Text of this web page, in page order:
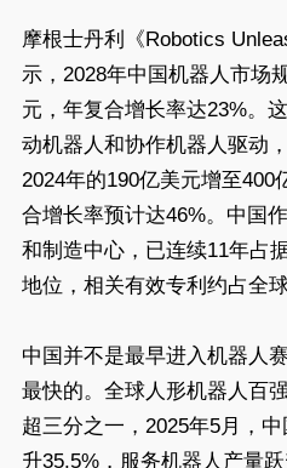
摩根士丹利《Robotics
示，2028年中国机器人市场
元‌，年复合增长率达23%。
动机器人和协作机器人驱动
2024年的190亿美元增至400
合增长率预计达46%。中国
和制造中心，已连续11年占
地位，相关有效专利约占全球
中国并不是最早进入机器人
最快的。全球人形机器人百
超三分之一，2025年5月，
升35.5%，服务机器人产量跃